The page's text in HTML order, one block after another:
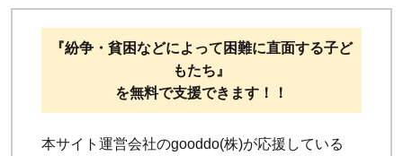
くる
責任
つか
2.12.1
『紛争・貧困などによって困難に直面する子ど
もたち』
を無料で支援できます！！
本サイト運営会社のgooddo(株)が応援している